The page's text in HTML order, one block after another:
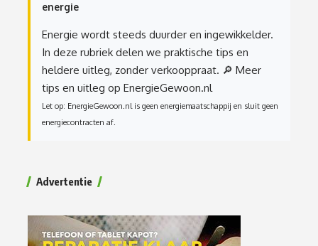
energie
Energie wordt steeds duurder en ingewikkelder.
In deze rubriek delen we praktische tips en
heldere uitleg, zonder verkooppraat. 🔎 Meer
tips en uitleg op EnergieGewoon.nl
Let op: EnergieGewoon.nl is geen energiemaatschappij en sluit geen
energiecontracten af.
Advertentie